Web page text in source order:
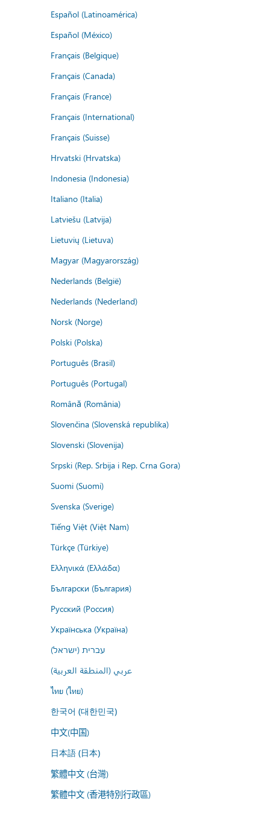
Español (Latinoamérica)
Español (México)
Français (Belgique)
Français (Canada)
Français (France)
Français (International)
Français (Suisse)
Hrvatski (Hrvatska)
Indonesia (Indonesia)
Italiano (Italia)
Latviešu (Latvija)
Lietuvių (Lietuva)
Magyar (Magyarország)
Nederlands (België)
Nederlands (Nederland)
Norsk (Norge)
Polski (Polska)
Português (Brasil)
Português (Portugal)
Română (România)
Slovenčina (Slovenská republika)
Slovenski (Slovenija)
Srpski (Rep. Srbija i Rep. Crna Gora)
Suomi (Suomi)
Svenska (Sverige)
Tiếng Việt (Việt Nam)
Türkçe (Türkiye)
Ελληνικά (Ελλάδα)
Български (България)
Русский (Россия)
Українська (Україна)
עברית (ישראל)
عربي (المنطقة العربية)
ไทย (ไทย)
한국어 (대한민국)
中文(中国)
日本語 (日本)
繁體中文 (台灣)
繁體中文 (香港特別行政區)